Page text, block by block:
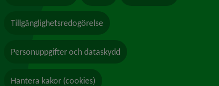
Tillgänglighetsredogörelse
Personuppgifter och dataskydd
Hantera kakor (cookies)